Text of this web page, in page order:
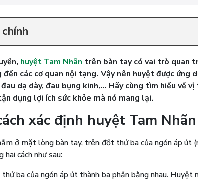
huyệt Tam Nhãn trên bàn tay có vai trò quan
các cơ quan nội tạng. Vậy nên huyệt được ứng
dạ dày, đau bụng kinh,… Hãy cùng tìm hiểu về
dụng lợi ích sức khỏe mà nó mang lại.
xác định huyệt Tam Nhãn
ở mặt lòng bàn tay, trên đốt thứ ba của ngón áp út
hai cách như sau:
ba của ngón áp út thành ba phần bằng nhau.